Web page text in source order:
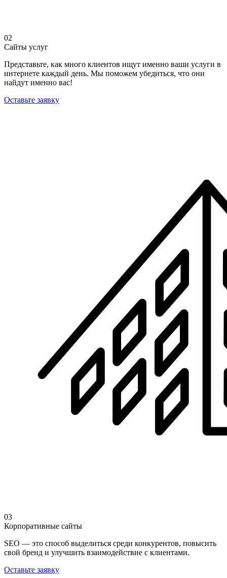
02
Сайты услуг
Представьте, как много клиентов ищут именно ваши услуги в
интернете каждый день. Мы поможем убедиться, что они
найдут именно вас!
Оставьте заявку
03
Корпоративные сайты
SEO — это способ выделиться среди конкурентов, повысить
свой бренд и улучшить взаимодействие с клиентами.
Оставьте заявку